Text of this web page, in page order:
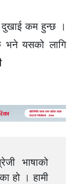
दुखाई कम हुन्छ ।
भने यसको लागि
भाषाको
हो । हामी